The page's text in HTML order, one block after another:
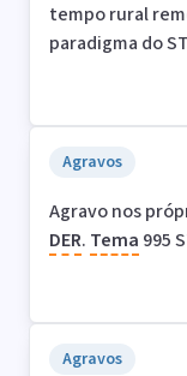
tempo rural
paradigma do
Agravos
Agravo nos
DER. Tema 995
Agravos